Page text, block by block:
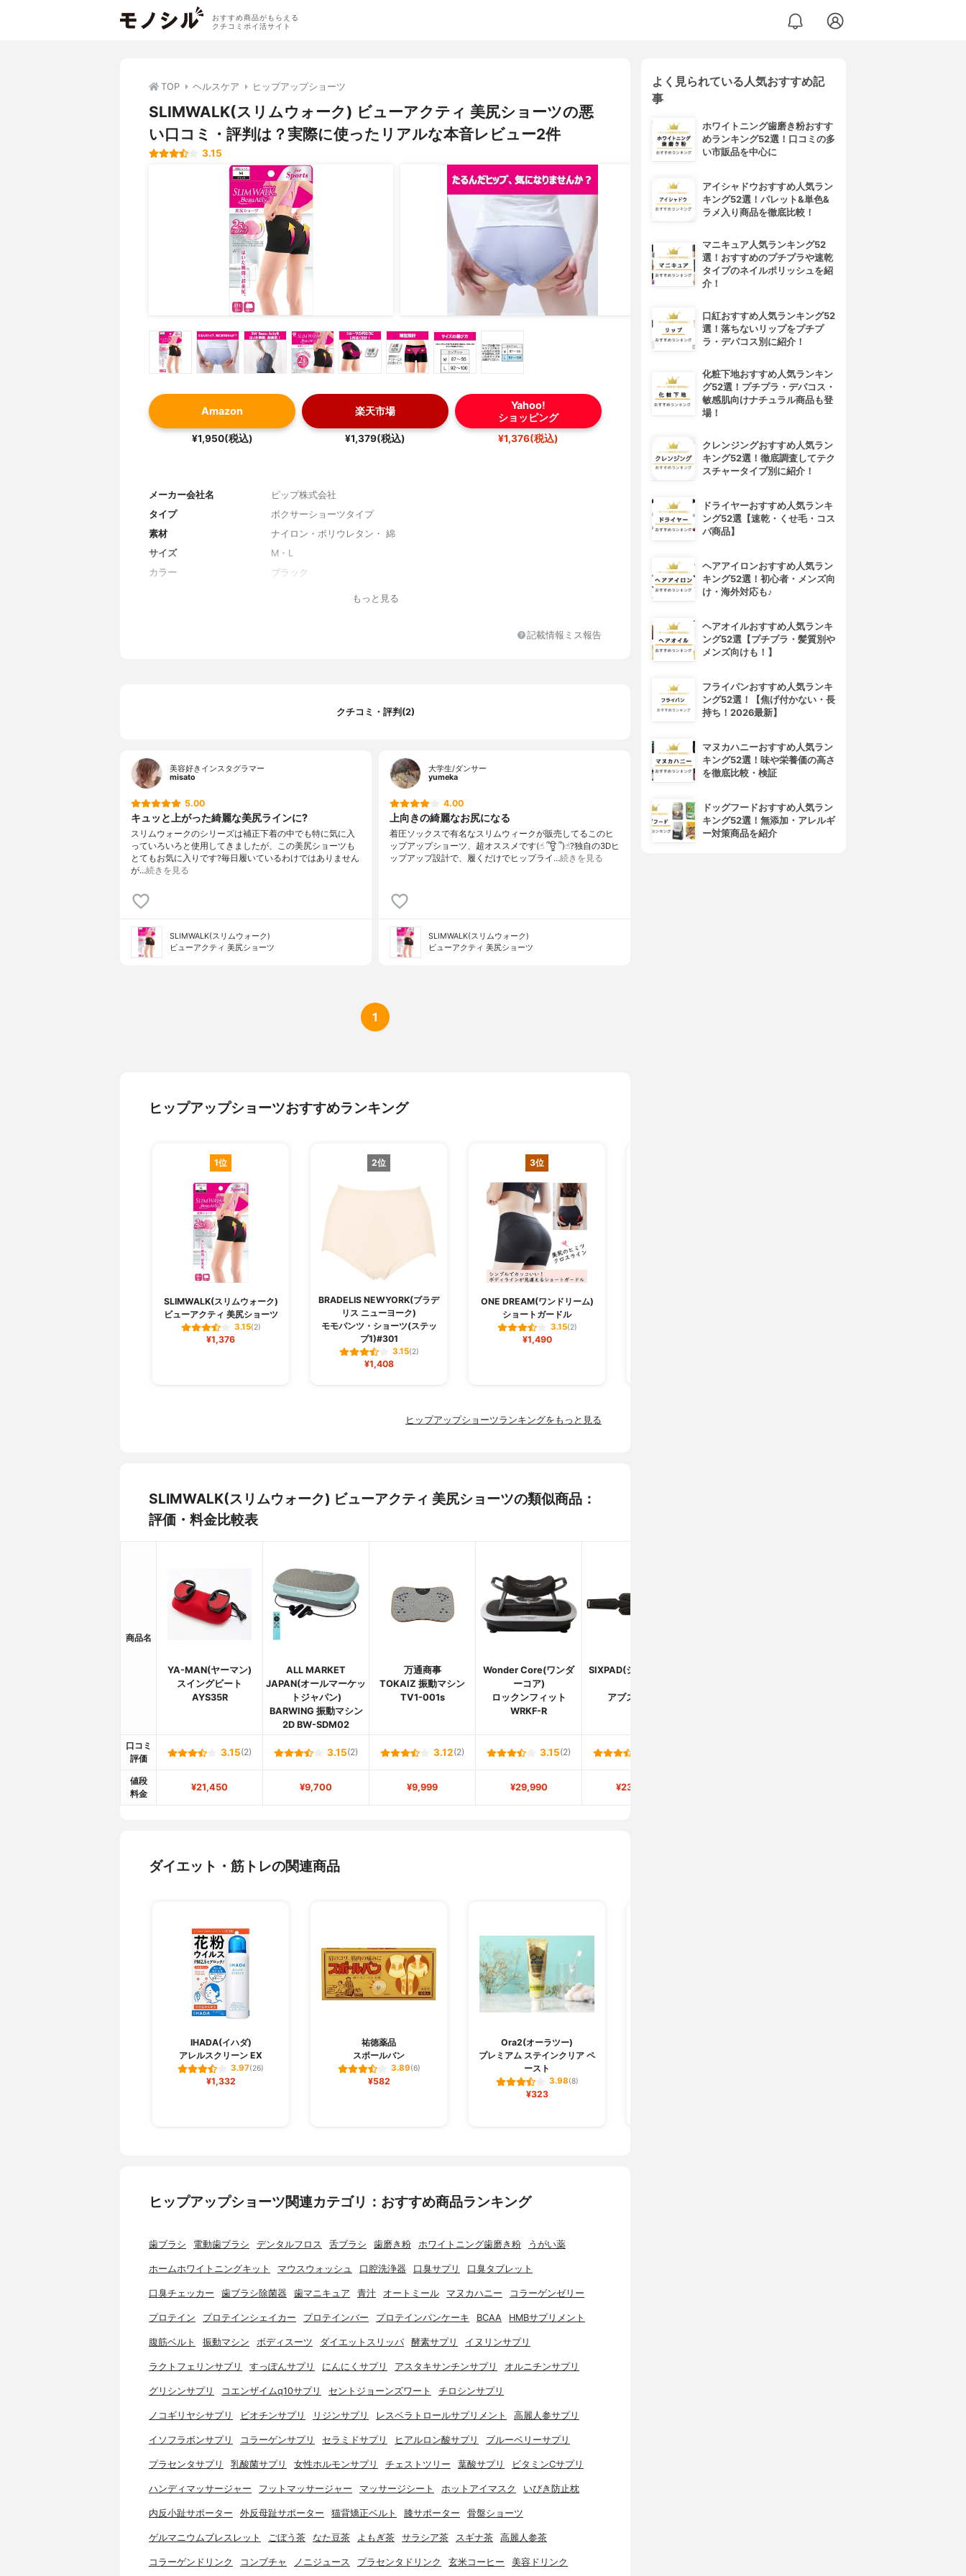
おすすめ商品がもらえる
クチコミポイ活サイト
TOP ヘルスケア ヒップアップショーツ
SLIMWALK(スリムウォーク) ビューアクティ 美尻ショーツの悪
い口コミ・評判は？実際に使ったリアルな本音レビュー2件
3.15
Amazon
¥1,950(税込)
楽天市場
¥1,379(税込)
Yahoo!
ショッピング
¥1,376(税込)
メーカー会社名
ピップ株式会社
タイプ
ボクサーショーツタイプ
素材
ナイロン・ポリウレタン・ 綿
サイズ
M・L
カラー
ブラック
もっと見る
記載情報ミス報告
クチコミ・評判(2)
美容好きインスタグラマー
misato
5.00
キュッと上がった綺麗な美尻ラインに?
スリムウォークのシリーズは補正下着の中でも特に気に入
っていろいろと使用してきましたが、この美尻ショーツも
とてもお気に入りです?毎日履いているわけではありません
が…続きを見る
SLIMWALK(スリムウォーク)
ビューアクティ 美尻ショーツ
大学生/ダンサー
yumeka
4.00
上向きの綺麗なお尻になる
着圧ソックスで有名なスリムウィークが販売してるこのヒ
ップアップショーツ、超オススメです(☝︎ ՞ਊ ՞)☝︎?独自の3Dヒ
ップアップ設計で、履くだけでヒップライ…続きを見る
SLIMWALK(スリムウォーク)
ビューアクティ 美尻ショーツ
1
ヒップアップショーツおすすめランキング
1位
SLIMWALK(スリムウォーク)
ビューアクティ 美尻ショーツ
3.15(2)
¥1,376
2位
BRADELIS NEWYORK(ブラデ
リス ニューヨーク)
モモパンツ・ショーツ(ステッ
プ1)#301
3.15(2)
¥1,408
3位
ONE DREAM(ワンドリーム)
ショートガードル
3.15(2)
¥1,490
ヒップアップショーツランキングをもっと見る
SLIMWALK(スリムウォーク) ビューアクティ 美尻ショーツの類似商品：
評価・料金比較表
商品名
YA-MAN(ヤーマン)
スイングビート
AYS35R
ALL MARKET
JAPAN(オールマーケッ
トジャパン)
BARWING 振動マシン
2D BW-SDM02
万通商事
TOKAIZ 振動マシン
TV1-001s
Wonder Core(ワンダ
ーコア)
ロックンフィット
WRKF-R
SIXPAD(シックスパッ
アブズベルト
口コミ
評価
3.15(2) 3.15(2) 3.12(2) 3.15(2)
値段
料金
¥21,450 ¥9,700 ¥9,999 ¥29,990 ¥23,900
ダイエット・筋トレの関連商品
IHADA(イハダ)
アレルスクリーン EX
3.97(26)
¥1,332
祐徳薬品
スポールバン
3.89(6)
¥582
Ora2(オーラツー)
プレミアム ステインクリア ペ
ースト
3.98(8)
¥323
ヒップアップショーツ関連カテゴリ：おすすめ商品ランキング
歯ブラシ 電動歯ブラシ デンタルフロス 舌ブラシ 歯磨き粉 ホワイトニング歯磨き粉 うがい薬
ホームホワイトニングキット マウスウォッシュ 口腔洗浄器 口臭サプリ 口臭タブレット
口臭チェッカー 歯ブラシ除菌器 歯マニキュア 青汁 オートミール マヌカハニー コラーゲンゼリー
プロテイン プロテインシェイカー プロテインバー プロテインパンケーキ BCAA HMBサプリメント
腹筋ベルト 振動マシン ボディスーツ ダイエットスリッパ 酵素サプリ イヌリンサプリ
ラクトフェリンサプリ すっぽんサプリ にんにくサプリ アスタキサンチンサプリ オルニチンサプリ
グリシンサプリ コエンザイムq10サプリ セントジョーンズワート チロシンサプリ
ノコギリヤシサプリ ビオチンサプリ リジンサプリ レスベラトロールサプリメント 高麗人参サプリ
イソフラボンサプリ コラーゲンサプリ セラミドサプリ ヒアルロン酸サプリ ブルーベリーサプリ
プラセンタサプリ 乳酸菌サプリ 女性ホルモンサプリ チェストツリー 葉酸サプリ ビタミンCサプリ
ハンディマッサージャー フットマッサージャー マッサージシート ホットアイマスク いびき防止枕
内反小趾サポーター 外反母趾サポーター 猫背矯正ベルト 膝サポーター 骨盤ショーツ
ゲルマニウムブレスレット ごぼう茶 なた豆茶 よもぎ茶 サラシア茶 スギナ茶 高麗人参茶
コラーゲンドリンク コンブチャ ノニジュース プラセンタドリンク 玄米コーヒー 美容ドリンク
よく見られている人気おすすめ記
事
ホワイトニング歯磨き粉おすす
めランキング52選！口コミの多
い市販品を中心に
アイシャドウおすすめ人気ラン
キング52選！パレット&単色&
ラメ入り商品を徹底比較！
マニキュア人気ランキング52
選！おすすめのプチプラや速乾
タイプのネイルポリッシュを紹
介！
口紅おすすめ人気ランキング52
選！落ちないリップをプチプ
ラ・デパコス別に紹介！
化粧下地おすすめ人気ランキン
グ52選！プチプラ・デパコス・
敏感肌向けナチュラル商品も登
場！
クレンジングおすすめ人気ラン
キング52選！徹底調査してテク
スチャータイプ別に紹介！
ドライヤーおすすめ人気ランキ
ング52選【速乾・くせ毛・コス
パ商品】
ヘアアイロンおすすめ人気ラン
キング52選！初心者・メンズ向
け・海外対応も♪
ヘアオイルおすすめ人気ランキ
ング52選【プチプラ・髪質別や
メンズ向けも！】
フライパンおすすめ人気ランキ
ング52選！【焦げ付かない・長
持ち！2026最新】
マヌカハニーおすすめ人気ラン
キング52選！味や栄養価の高さ
を徹底比較・検証
ドッグフードおすすめ人気ラン
キング52選！無添加・アレルギ
ー対策商品を紹介